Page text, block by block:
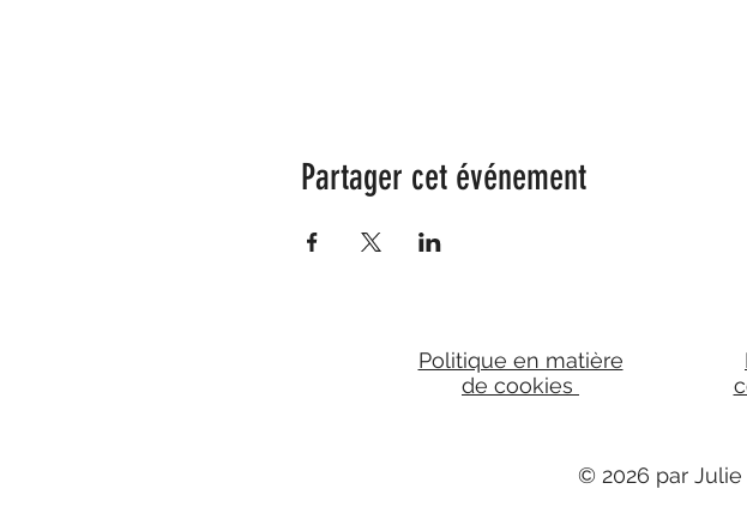
Partager cet événement
Politique en matière
de cookies
© 2026 par